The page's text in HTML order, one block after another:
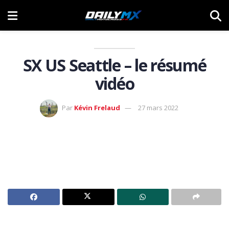
SX US Seattle – le résumé
vidéo
Par Kévin Frelaud 27 mars 2022